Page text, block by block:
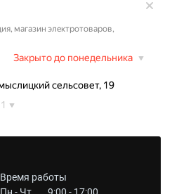
Время работы
Пн - Чт
9:00 - 17:00